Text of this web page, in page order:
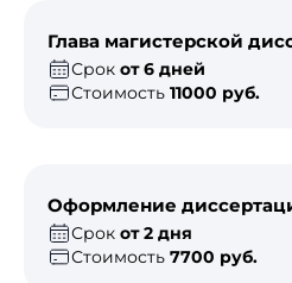
Глава магистерской
Срок от 6 дней
Стоимость 11000 руб.
Оформление
Срок от 2 дня
Стоимость 7700 руб.